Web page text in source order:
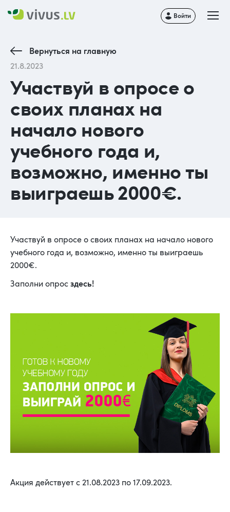
Войти
Вернуться на главную
21.8.2023
Участвуй в опросе о
своих планах на
начало нового
учебного года и,
возможно, именно ты
выиграешь 2000€.
Участвуй в опросе о своих планах на начало нового
учебного года и, возможно, именно ты выиграешь
2000€.
Заполни опросздесь!
Акция действует с 21.08.2023 по 17.09.2023.